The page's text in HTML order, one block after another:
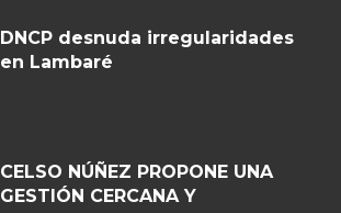
DNCP desnuda irregularidades
en Lambaré
CELSO NÚÑEZ PROPONE UNA
GESTIÓN CERCANA Y